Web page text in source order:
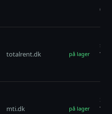
totalrent.dk på lager
mti.dk på lager